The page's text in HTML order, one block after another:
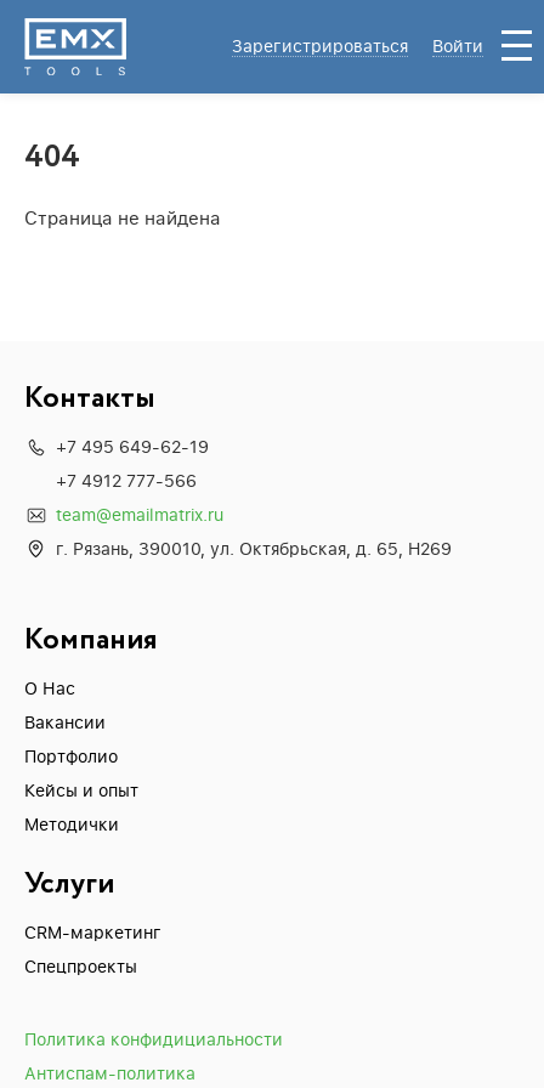
Зарегистрироваться Войти
404
Страница не найдена
Контакты
+7 495 649-62-19
+7 4912 777-566
team@emailmatrix.ru
г. Рязань, 390010, ул. Октябрьская, д. 65, H269
Компания
О Нас
Вакансии
Портфолио
Кейсы и опыт
Методички
Услуги
CRM-маркетинг
Спецпроекты
Политика конфидициальности
Антиспам-политика